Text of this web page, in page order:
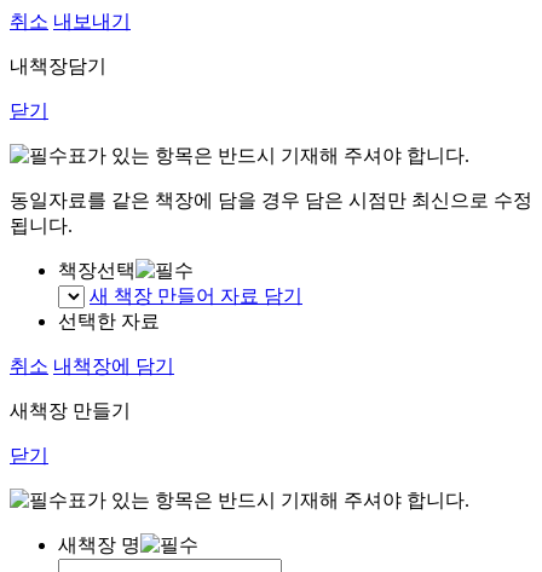
취소 내보내기
내책장담기
닫기
표가 있는 항목은 반드시 기재해 주셔야 합니다.
동일자료를 같은 책장에 담을 경우 담은 시점만 최신으로 수정
됩니다.
책장선택
새 책장 만들어 자료 담기
선택한 자료
취소 내책장에 담기
새책장 만들기
닫기
표가 있는 항목은 반드시 기재해 주셔야 합니다.
새책장 명